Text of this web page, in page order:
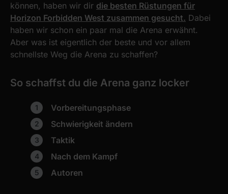
können, haben wir dir die besten Rüstungen für
Horizon Forbidden West zusammen gesucht. Dabei
haben wir schon ein paar mal die Arena erwähnt.
Aber was ist eigentlich der beste und vor allem
schnellste Weg die Arena zu schaffen?
So schaffst du die Arena ganz locker
Vorbereitungsphase
Schwierigkeit ändern
Taktik
Nach dem Kampf
Autoren